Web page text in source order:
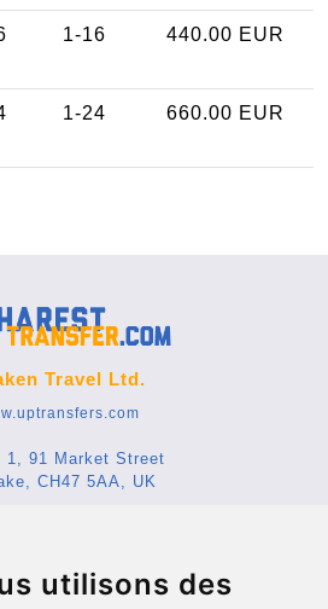
utilisons des
1-16 440.00 EUR
1-24 660.00 EUR
Travel Ltd.
1, 91 Market Street
CH47 5AA, UK